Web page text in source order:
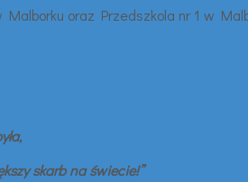
skarb na świecie!”